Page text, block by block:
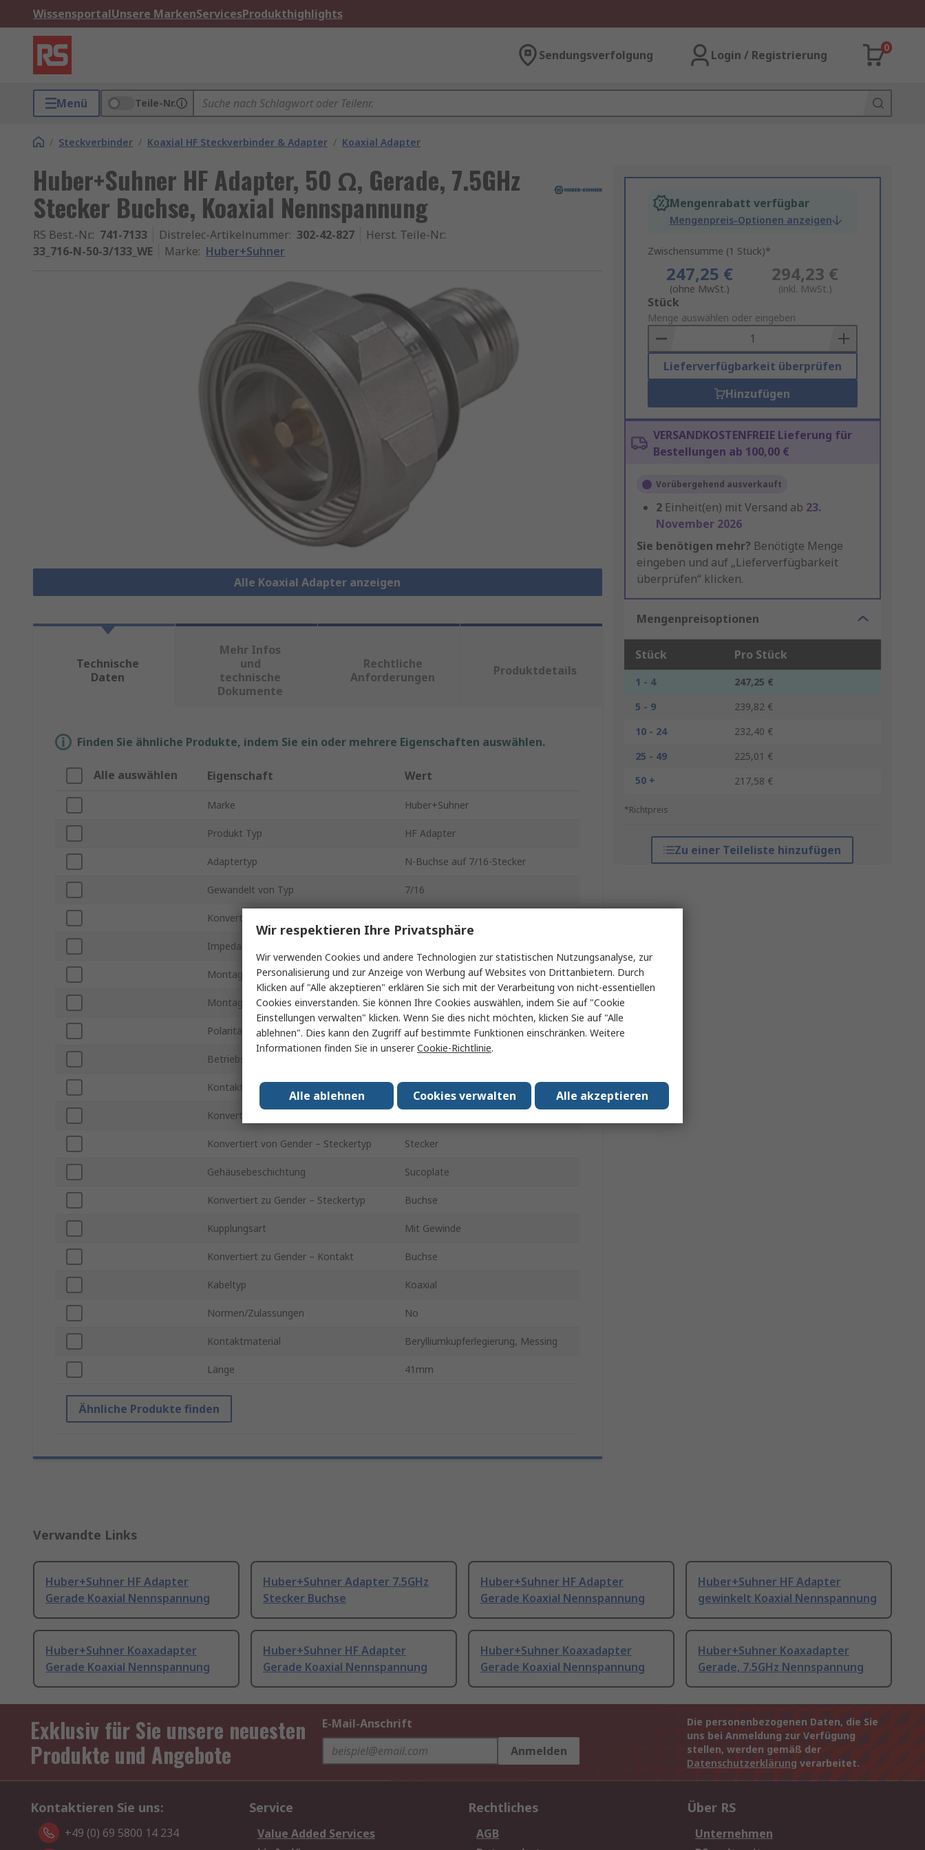
WissensportalUnsere MarkenServicesProdukthighlights
Sendungsverfolgung Login / Registrierung
0
Menü Teile-Nr.
/ Steckverbinder / Koaxial HF Steckverbinder & Adapter / Koaxial Adapter
Huber+Suhner HF Adapter, 50 Ω, Gerade, 7.5GHz
Stecker Buchse, Koaxial Nennspannung
RS Best.-Nr.: 741-7133 Distrelec-Artikelnummer: 302-42-827 Herst. Teile-Nr.:
33_716-N-50-3/133_WE
Marke: Huber+Suhner
Alle Koaxial Adapter anzeigen
Mengenrabatt verfügbar
Mengenpreis-Optionen anzeigen
Zwischensumme (1 Stück)*
247,25 €
(ohne MwSt.)
294,23 €
(inkl. MwSt.)
Add
to
Basket
Stück
Menge auswählen oder eingeben
Lieferverfügbarkeit überprüfen
Hinzufügen
VERSANDKOSTENFREIE Lieferung für
Bestellungen ab 100,00 €
Vorübergehend ausverkauft
2 Einheit(en) mit Versand ab 23.
November 2026
Sie benötigen mehr? Benötigte Menge
eingeben und auf „Lieferverfügbarkeit
überprüfen“ klicken.
Mengenpreisoptionen
Stück Pro Stück
1 - 4
247,25 €
5 - 9
239,82 €
10 - 24
232,40 €
25 - 49
225,01 €
50 +
217,58 €
*Richtpreis
Zu einer Teileliste hinzufügen
Technische
Daten
Mehr Infos
und
technische
Dokumente
Rechtliche
Anforderungen
Produktdetails
Finden Sie ähnliche Produkte, indem Sie ein oder mehrere Eigenschaften auswählen.
Alle auswählen Eigenschaft Wert
Marke Huber+Suhner
Produkt Typ HF Adapter
Adaptertyp N-Buchse auf 7/16-Stecker
Gewandelt von Typ 7/16
Konvertiert zu Typ
Impedanz
Montageart Kabel
Montageausrichtung Gerade
Polarität Nennspannung
Betriebsfrequenz
Kontaktbeschichtung Weiße Bronze, Gold über Nickel
Konvertiert von Gender – Kontakt
Konvertiert von Gender – Steckertyp Stecker
Gehäusebeschichtung Sucoplate
Konvertiert zu Gender – Steckertyp Buchse
Kupplungsart Mit Gewinde
Konvertiert zu Gender – Kontakt Buchse
Kabeltyp Koaxial
Normen/Zulassungen No
Kontaktmaterial Berylliumkupferlegierung, Messing
Länge 41mm
Ähnliche Produkte finden
Verwandte Links
Huber+Suhner HF Adapter
Gerade Koaxial Nennspannung
Huber+Suhner Adapter 7.5GHz
Stecker Buchse
Huber+Suhner HF Adapter
Gerade Koaxial Nennspannung
Huber+Suhner HF Adapter
gewinkelt Koaxial Nennspannung
Huber+Suhner Koaxadapter
Gerade Koaxial Nennspannung
Huber+Suhner HF Adapter
Gerade Koaxial Nennspannung
Huber+Suhner Koaxadapter
Gerade Koaxial Nennspannung
Huber+Suhner Koaxadapter
Gerade, 7.5GHz Nennspannung
Exklusiv für Sie unsere neuesten
Produkte und Angebote
E-Mail-Anschrift
Anmelden
Die personenbezogenen Daten, die Sie
uns bei Anmeldung zur Verfügung
stellen, werden gemäß der
Datenschutzerklärung verarbeitet.
Kontaktieren Sie uns:
+49 (0) 69 5800 14 234
Service
Value Added Services
Rechtliches
AGB
Über RS
Unternehmen
Wir respektieren Ihre Privatsphäre
Wir verwenden Cookies und andere Technologien zur statistischen Nutzungsanalyse, zur
Personalisierung und zur Anzeige von Werbung auf Websites von Drittanbietern. Durch
Klicken auf "Alle akzeptieren" erklären Sie sich mit der Verarbeitung von nicht-essentiellen
Cookies einverstanden. Sie können Ihre Cookies auswählen, indem Sie auf "Cookie
Einstellungen verwalten" klicken. Wenn Sie dies nicht möchten, klicken Sie auf "Alle
ablehnen". Dies kann den Zugriff auf bestimmte Funktionen einschränken. Weitere
Informationen finden Sie in unsererCookie-Richtlinie.
Alle akzeptieren
Cookies verwalten
Alle ablehnen